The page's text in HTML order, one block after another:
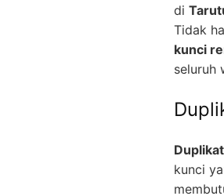
di
Tidak
kunci
seluruh
kunci